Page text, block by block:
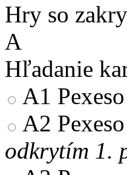
Hry so
A
Hľadanie
A1 Pexeso
A2
odkrytím 1.